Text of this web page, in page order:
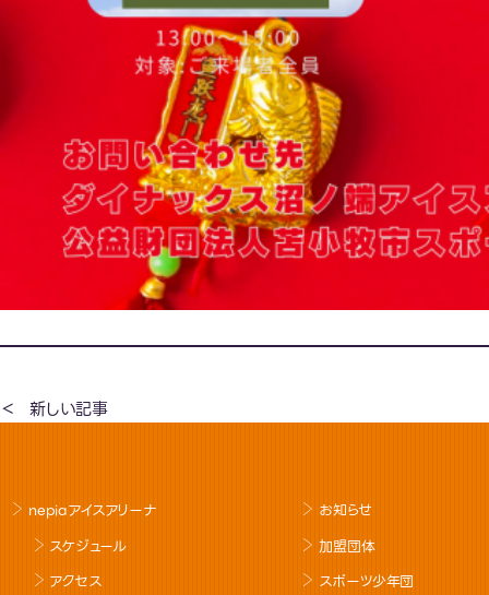
新しい記事
nepiaアイスアリーナ
スケジュール
アクセス
お知らせ
加盟団体
スポーツ少年団